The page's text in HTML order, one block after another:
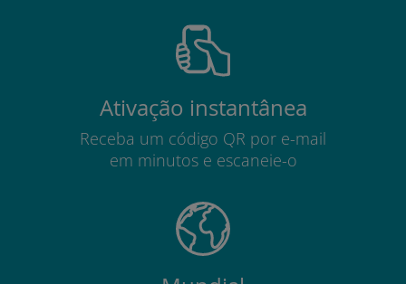
Ativação instantânea
Receba um código QR por e-mail
em minutos e escaneie-o